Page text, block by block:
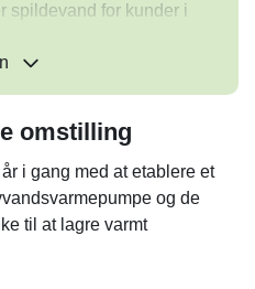
spildevand for kunder i
havde i 2024 et
over 500 medarbejdere.
udføres af Inopower A/S ,
leveres af
omstilling
i gang med at etablere et
og de
til at lagre varmt